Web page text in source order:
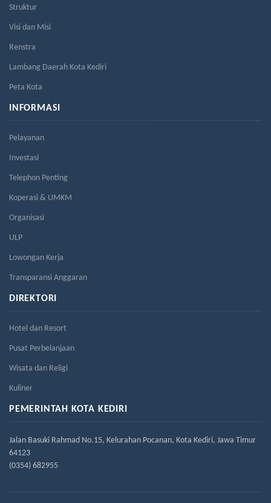
Struktur
Visi dan Misi
Renstra
Lambang Daerah Kota Kediri
Peta Kota
INFORMASI
Pelayanan
Investasi
Telephon Penting
Koperasi & UMKM
Organisasi
ULP
Lowongan Kerja
Transparansi Anggaran
DIREKTORI
Hotel dan Resort
Pusat Perbelanjaan
Wisata dan Religi
Kuliner
PEMERINTAH KOTA KEDIRI
Jalan Basuki Rahmad No.15, Kelurahan Pocanan, Kota Kediri, Jawa Timur
64123
(0354) 682955